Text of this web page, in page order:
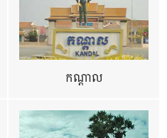
កណ្តាល